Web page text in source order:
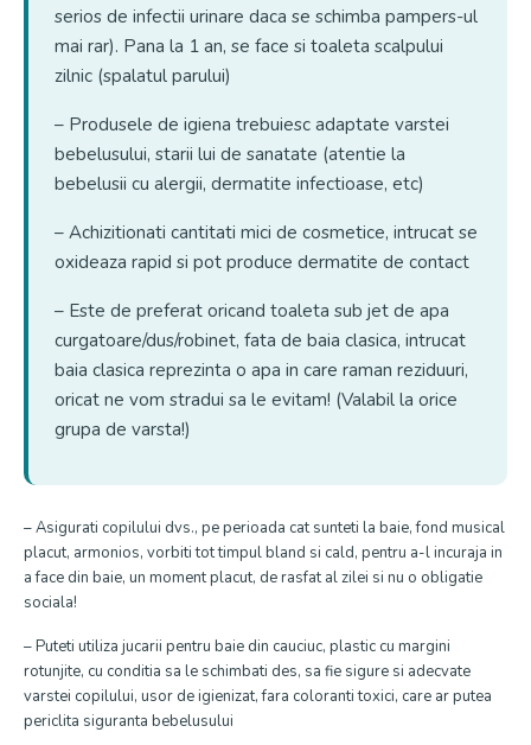
serios de infectii urinare daca se schimba pampers-ul
mai rar). Pana la 1 an, se face si toaleta scalpului
zilnic (spalatul parului)
– Produsele de igiena trebuiesc adaptate varstei
bebelusului, starii lui de sanatate (atentie la
bebelusii cu alergii, dermatite infectioase, etc)
– Achizitionati cantitati mici de cosmetice, intrucat se
oxideaza rapid si pot produce dermatite de contact
– Este de preferat oricand toaleta sub jet de apa
curgatoare/dus/robinet, fata de baia clasica, intrucat
baia clasica reprezinta o apa in care raman reziduuri,
oricat ne vom stradui sa le evitam! (Valabil la orice
grupa de varsta!)
– Asigurati copilului dvs., pe perioada cat sunteti la baie, fond musical
placut, armonios, vorbiti tot timpul bland si cald, pentru a-l incuraja in
a face din baie, un moment placut, de rasfat al zilei si nu o obligatie
sociala!
– Puteti utiliza jucarii pentru baie din cauciuc, plastic cu margini
rotunjite, cu conditia sa le schimbati des, sa fie sigure si adecvate
varstei copilului, usor de igienizat, fara coloranti toxici, care ar putea
periclita siguranta bebelusului